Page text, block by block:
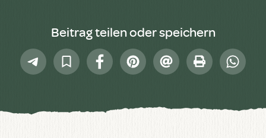
Beitrag teilen oder speichern
Telegram
In
Sammlung
FacebookPinterest
E-
Mail
Drucken